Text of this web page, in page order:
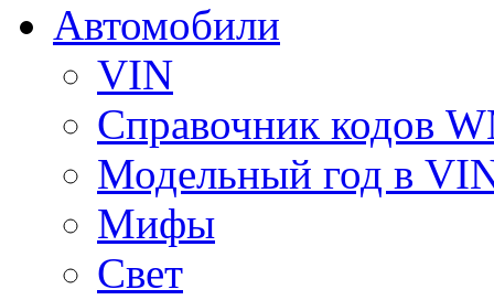
Автомобили
VIN
Справочник кодов
Модельный год в
Мифы
Свет